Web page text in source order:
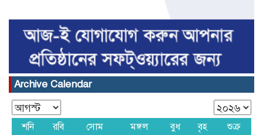
Archive Calendar
শনি রবি সোম মঙ্গল বুধ বৃহ
শুক্র